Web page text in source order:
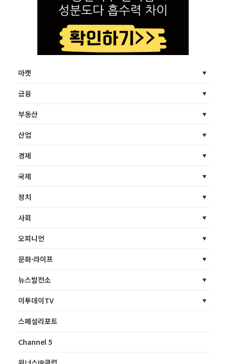
마켓
금융
부동산
산업
경제
국제
정치
사회
오피니언
문화·라이프
뉴스발전소
이투데이TV
스페셜리포트
Channel 5